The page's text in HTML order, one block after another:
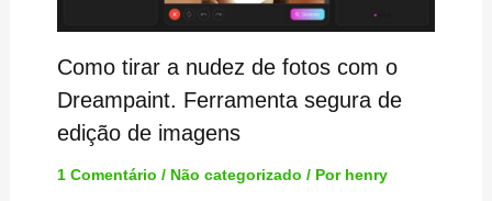
Como tirar a nudez de fotos com o
Dreampaint. Ferramenta segura de
edição de imagens
1 Comentário / Não categorizado / Por henry